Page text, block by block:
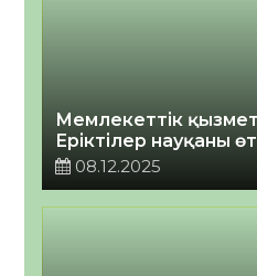
Мемлекеттік
Еріктілер науқаны
08.12.2025